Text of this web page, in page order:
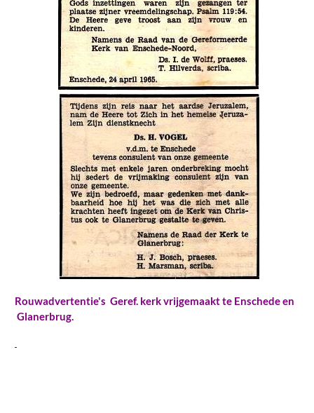
Rouwadvertentie's Geref. kerk vrijgemaakt te Enschede en
Glanerbrug.